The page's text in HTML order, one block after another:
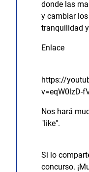
donde las
y cambiar
tranquilidad
Enlace
https://
v=eqW0lzD-
Nos hará
"like".
Si lo
concurso.